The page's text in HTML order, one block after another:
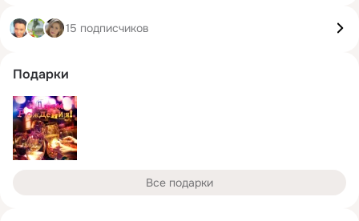
15 подписчиков
Подарки
Все подарки